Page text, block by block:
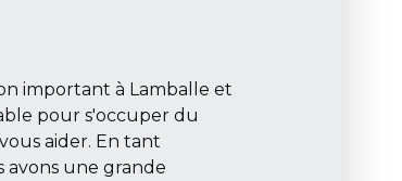
important à Lamballe et
pour s'occuper du
aider. En tant
une grande